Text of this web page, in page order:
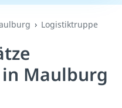
Logistiktruppe
Maulburg